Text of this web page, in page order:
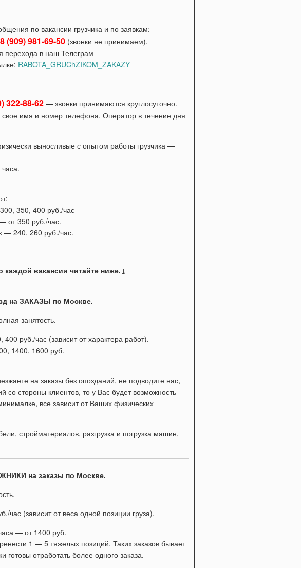
по вакансии грузчика и по заявкам:
8 (909) 981-69-50(звонки не принимаем).
перехода в наш Телеграм
RABOTA_GRUChZIKOM_ZAKAZY
322-88-62— звонки принимаются круглосуточно.
свое имя и номер телефона. Оператор в течение дня
выносливые с опытом работы грузчика —
350, 400 руб./час
от 350 руб./час.
— 240, 260 руб./час.
каждой вакансии читайте ниже.↓
на ЗАКАЗЫ по Москве.
занятость.
руб./час (зависит от характера работ).
1400, 1600 руб.
на заказы без опозданий, не подводите нас,
со стороны клиентов, то у Вас будет возможность
все зависит от Ваших физических
стройматериалов, разгрузка и погрузка машин,
на заказы по Москве.
час (зависит от веса одной позиции груза).
— от 1400 руб.
1 — 5 тяжелых позиций. Таких заказов бывает
готовы отработать более одного заказа.